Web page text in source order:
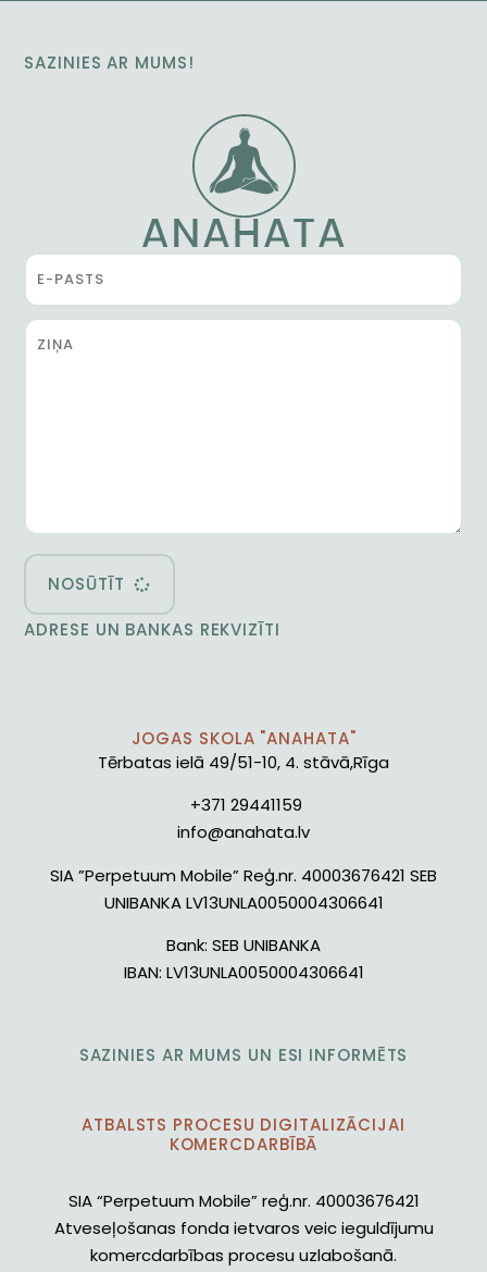
SAZINIES AR MUMS!
NOSŪTĪT
ADRESE UN BANKAS REKVIZĪTI
JOGAS SKOLA "ANAHATA"
Tērbatas ielā 49/51-10, 4. stāvā,Rīga
+371 29441159
info@anahata.lv
SIA ”Perpetuum Mobile” Reģ.nr. 40003676421 SEB
UNIBANKA LV13UNLA0050004306641
Bank: SEB UNIBANKA
IBAN: LV13UNLA0050004306641
SAZINIES AR MUMS UN ESI INFORMĒTS
ATBALSTS PROCESU DIGITALIZĀCIJAI
KOMERCDARBĪBĀ
SIA “Perpetuum Mobile” reģ.nr. 40003676421
Atveseļošanas fonda ietvaros veic ieguldījumu
komercdarbības procesu uzlabošanā.